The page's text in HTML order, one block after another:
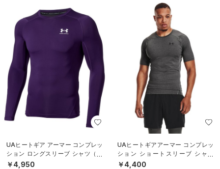
UAヒートギア アーマー コンプレッ
ション ロングスリーブ シャツ（ト
レーニング/MEN）
￥4,950
UAヒートギアアーマー コンプレッ
ション ショートスリーブ シャツ
（トレーニング/MEN）
￥4,400